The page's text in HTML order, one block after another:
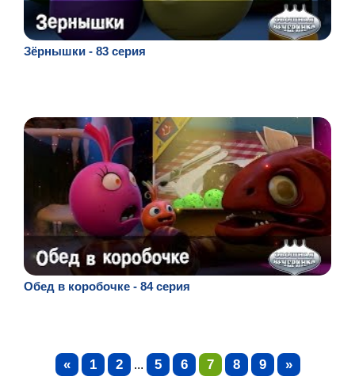
Зёрнышки - 83 серия
Обед в коробочке - 84 серия
« 1 2 ... 5 6 7 8 9 »